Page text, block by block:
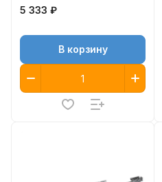
5 333 ₽
В корзину